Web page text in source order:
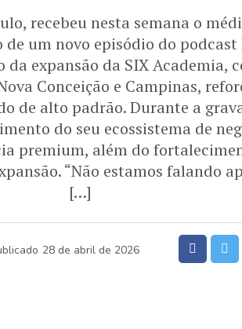
recebeu nesta semana o
de um novo episódio do
expansão da SIX Academia,
Conceição e Campinas,
de alto padrão. Durante a
do seu ecossistema de
premium, além do
“Não estamos falando
[…]
28 de abril de 2026